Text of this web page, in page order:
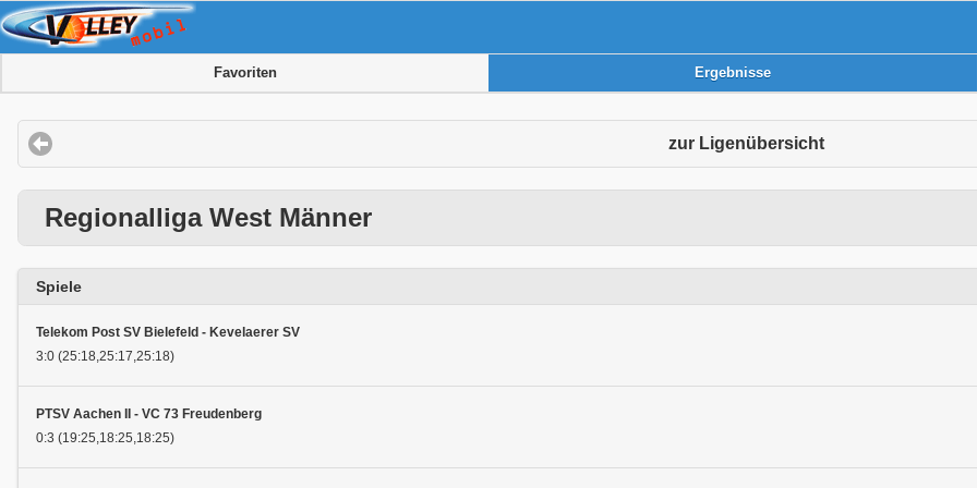
Favoriten Ergebnisse
zur Ligenübersicht
Regionalliga West Männer
Spiele
Telekom Post SV Bielefeld - Kevelaerer SV
3:0 (25:18,25:17,25:18)
PTSV Aachen II - VC 73 Freudenberg
0:3 (19:25,18:25,18:25)